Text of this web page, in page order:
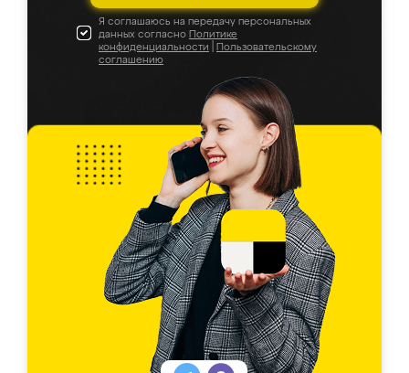
Я соглашаюсь на передачу персональных
данных согласно Политике
конфиденциальности
Пользовательскому
соглашению